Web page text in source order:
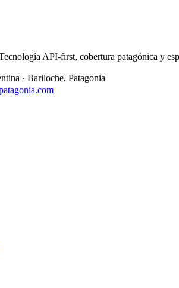
API-first, cobertura patagónica y
· Bariloche, Patagonia